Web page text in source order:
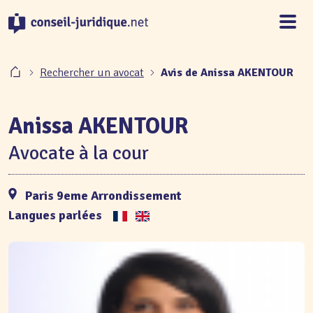
Rechercher un avocat Avis de Anissa AKENTOUR
Anissa AKENTOUR
Avocate à la cour
Paris 9eme Arrondissement
Langues parlées